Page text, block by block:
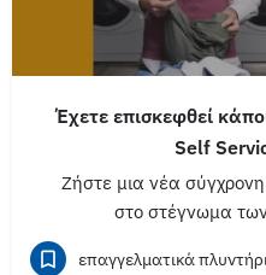
Έχετε επισκεφθεί
Self
Ζήστε μια νέα
στο στέγνωμα
επαγγελματικά